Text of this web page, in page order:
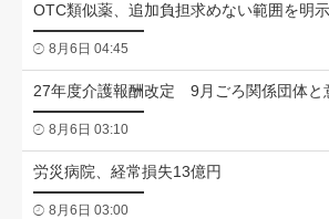
OTC類似薬、追加負担求めない範囲を明示
8月6日 04:45
27年度介護報酬改定 9月ごろ関係団体と
8月6日 03:10
労災病院、経常損失13億円
8月6日 03:00